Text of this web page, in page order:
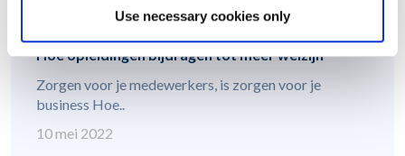
Use necessary cookies only
Hoe opleidingen bijdragen tot meer welzijn
Zorgen voor je medewerkers, is zorgen voor je
business Hoe..
10 mei 2022